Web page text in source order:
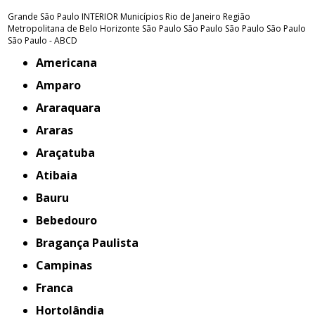
Grande São Paulo INTERIORMunicípios Rio de Janeiro Região
Metropolitana de Belo Horizonte São Paulo São Paulo São Paulo São Paulo
São Paulo - ABCD
Americana
Amparo
Araraquara
Araras
Araçatuba
Atibaia
Bauru
Bebedouro
Bragança Paulista
Campinas
Franca
Hortolândia